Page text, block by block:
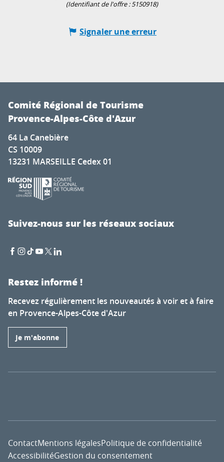
(Identifiant de l'offre :5150918)
Signaler une erreur
Comité Régional de Tourisme
Provence-Alpes-Côte d'Azur
64 La Canebière
CS 10009
13231 MARSEILLE Cedex 01
Suivez-nous sur les réseaux sociaux
Restez informé !
Recevez régulièrement les nouveautés à voir et à faire
en Provence-Alpes-Côte d'Azur
Je m'abonne
ContactMentions légalesPolitique de confidentialité
AccessibilitéGestion du consentement